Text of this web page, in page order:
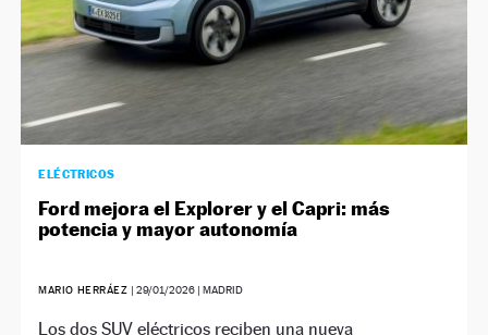
ELÉCTRICOS
Ford mejora el Explorer y el Capri: más
potencia y mayor autonomía
MARIO HERRÁEZ | 29/01/2026| MADRID
Los dos SUV eléctricos reciben una nueva